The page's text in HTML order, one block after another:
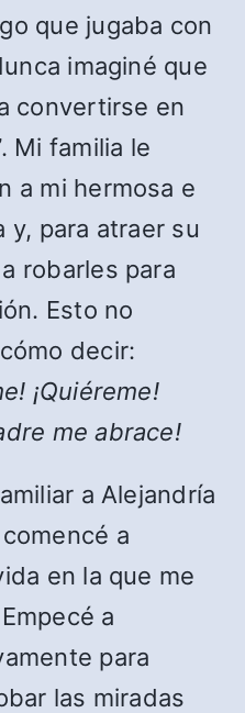
que jugaba con
imaginé que
convertirse en
Mi familia le
a mi hermosa e
y, para atraer su
robarles para
Esto no
decir:
¡Quiéreme!
me abrace!
a Alejandría
a
en la que me
a
para
las miradas